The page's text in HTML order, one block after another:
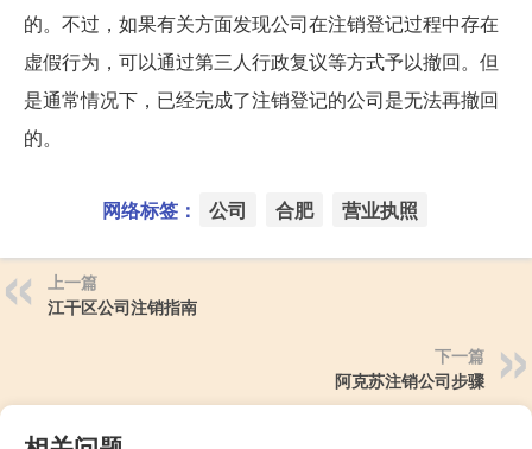
的。不过，如果有关方面发现公司在注销登记过程中存在
虚假行为，可以通过第三人行政复议等方式予以撤回。但
是通常情况下，已经完成了注销登记的公司是无法再撤回
的。
网络标签： 公司 合肥 营业执照
上一篇
江干区公司注销指南
下一篇
阿克苏注销公司步骤